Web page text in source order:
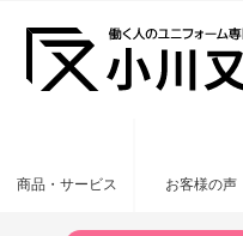
商品・サービス お客様の声